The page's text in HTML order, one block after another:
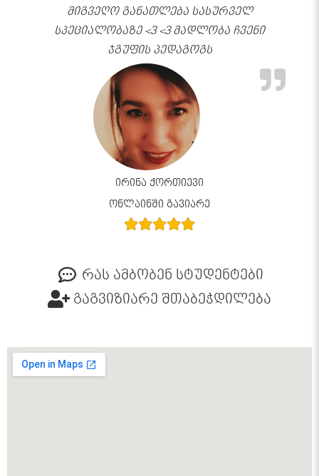
მიგვეღო განათლება სასურველ
სპეციალობაზე <3 <3 მადლობა ჩვენი
ჯგუფის პედაგოგს
ირინა ქორთიევი
ონლაინში გავიარე
რას ამბობენ სტუდენტები
გაგვიზიარე შთაბეჭდილება